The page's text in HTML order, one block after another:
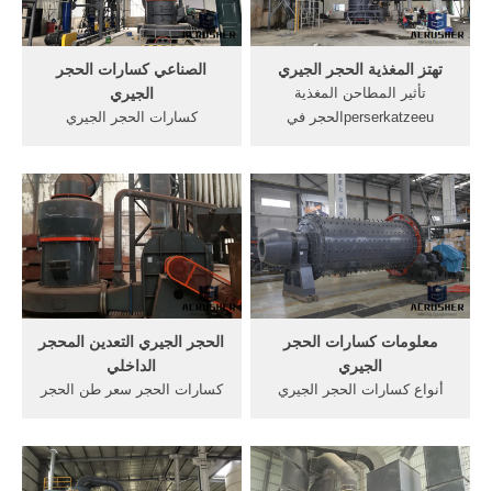
للحد من حجم بما في ذلك
المحجر ...
الحجر 200 · خط get price
الصناعي كسارات الحجر
الجيري
كسارات الحجر الجيري
الحجر الكلسي أو الحجر الجيري
(يُرمز له كيميائياً CaCO3) هو
حجر رسوبي ناشئ من رواسب
أحياء مائية متكلسة وغالباً ما
يحتوي على أحبار وقواقع بحرية.
تهتز المغذية الحجر الجيري
تأثير المطاحن المغذية
perserkatzeeuالحجر في
المغذية – الذهب معدات
التجهيز الموردالحجر تهتز
المغذية معدلتهتز غربال، معدات
الفحص، آلةbwz سلسلة ساحة
الثقيلة المغذية ...
الحجر الجيري التعدين المحجر
الداخلي
كسارات الحجر سعر طن الحجر
سحق آلة الدولوميت معدات
تستخدم تأثير الدولوميت سعر
معلومات كسارات الحجر
الجيري
أنواع كسارات الحجر الجيري
العربية المتحدة حجر عماني,
Natural Omani Marble